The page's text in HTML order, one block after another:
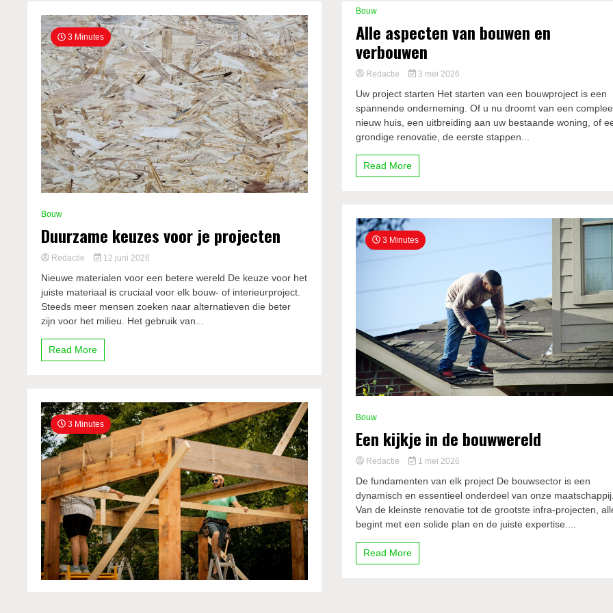
3 Minutes
Bouw
Duurzame keuzes voor je projecten
Redactie 12 juni 2026
Nieuwe materialen voor een betere wereld De keuze voor het
juiste materiaal is cruciaal voor elk bouw- of interieurproject.
Steeds meer mensen zoeken naar alternatieven die beter
zijn voor het milieu. Het gebruik van...
Read More
3 Minutes
Bouw
Alle aspecten van bouwen en
verbouwen
Redactie 3 mei 2026
Uw project starten Het starten van een bouwproject is een
spannende onderneming. Of u nu droomt van een
nieuw huis, een uitbreiding aan uw bestaande woning, of
grondige renovatie, de eerste stappen...
Read More
3 Minutes
Bouw
Een kijkje in de bouwwereld
Redactie 1 mei 2026
De fundamenten van elk project De bouwsector is een
dynamisch en essentieel onderdeel van onze
Van de kleinste renovatie tot de grootste infra-projecten,
begint met een solide plan en de juiste expertise....
Read More